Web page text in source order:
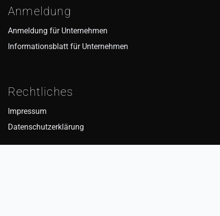
Anmeldung
Anmeldung für Unternehmen
Informationsblatt für Unternehmen
Rechtliches
Impressum
Datenschutzerklärung